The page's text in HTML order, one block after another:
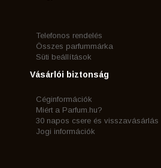
Telefonos rendelés
Összes parfummárka
Süti beállítások
Vásárlói biztonság
Céginformációk
Miért a Parfum.hu?
30 napos csere és visszavásárlás
Jogi információk